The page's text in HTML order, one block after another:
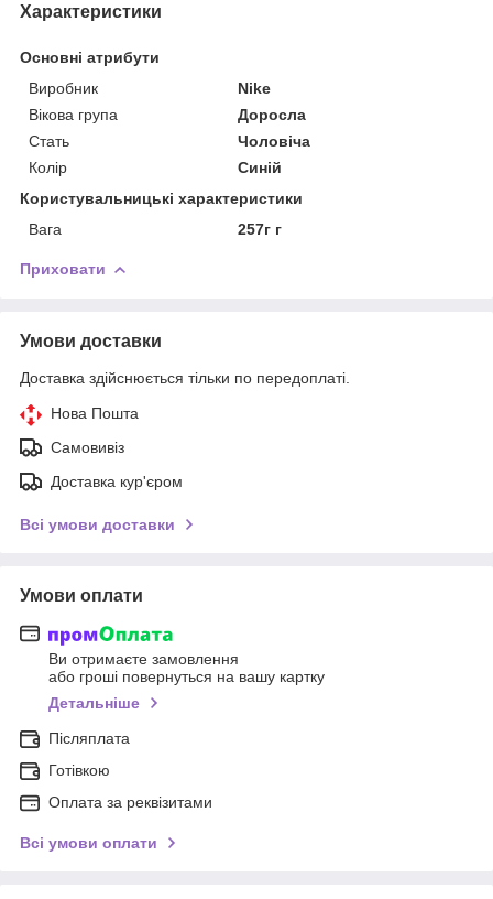
Характеристики
Основні атрибути
Виробник
Nike
Вікова група
Доросла
Стать
Чоловіча
Колір
Синій
Користувальницькі характеристики
Вага
257г г
Приховати
Умови доставки
Доставка здійснюється тільки по передоплаті.
Нова Пошта
Самовивіз
Доставка кур'єром
Всі умови доставки
Умови оплати
Ви отримаєте замовлення
або гроші повернуться на вашу картку
Детальніше
Післяплата
Готівкою
Оплата за реквізитами
Всі умови оплати